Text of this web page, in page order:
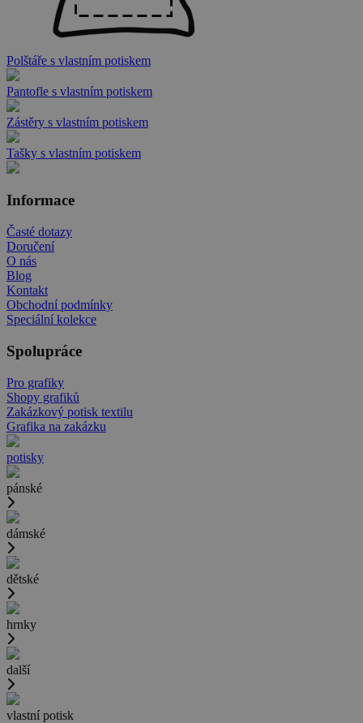
Polštáře s vlastním potiskem
Pantofle s vlastním potiskem
Zástěry s vlastním potiskem
Tašky s vlastním potiskem
Informace
Časté dotazy
Doručení
O nás
Blog
Kontakt
Obchodní podmínky
Speciální kolekce
Spolupráce
Pro grafiky
Shopy grafiků
Zakázkový potisk textilu
Grafika na zakázku
potisky
pánské
dámské
dětské
hrnky
další
vlastní potisk